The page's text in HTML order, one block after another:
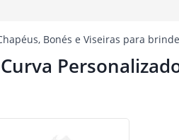
Bonés e Viseiras para